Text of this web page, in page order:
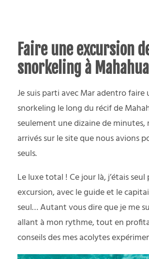
Faire une excursion
snorkeling à Mahahual
Je suis parti avec Mar adentro faire
snorkeling le long du récif de
seulement une dizaine de minutes,
arrivés sur le site que nous avions
seuls.
Le luxe total ! Ce jour là, j’étais
excursion, avec le guide et le
seul… Autant vous dire que je me
allant à mon rythme, tout en
conseils des mes acolytes